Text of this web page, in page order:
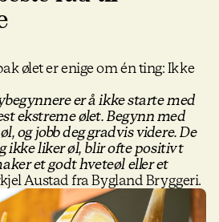
ølet er enige om én ting: Ikke
er å ikke starte med
ekstreme ølet. Begynn med
og jobb deg gradvis videre. De
ikke liker øl, blir ofte positivt
et godt hveteøl eller et
Austad fra Bygland Bryggeri.